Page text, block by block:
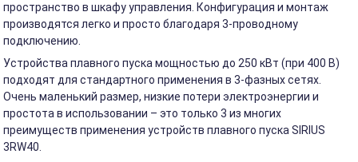
пространство в шкафу управления. Конфигурация и монтаж
производятся легко и просто благодаря 3-проводному
подключению.
Устройства плавного пуска мощностью до 250 кВт (при 400 В)
подходят для стандартного применения в 3-фазных сетях.
Очень маленький размер, низкие потери электроэнергии и
простота в использовании – это только 3 из многих
преимуществ применения устройств плавного пуска SIRIUS
3RW40.